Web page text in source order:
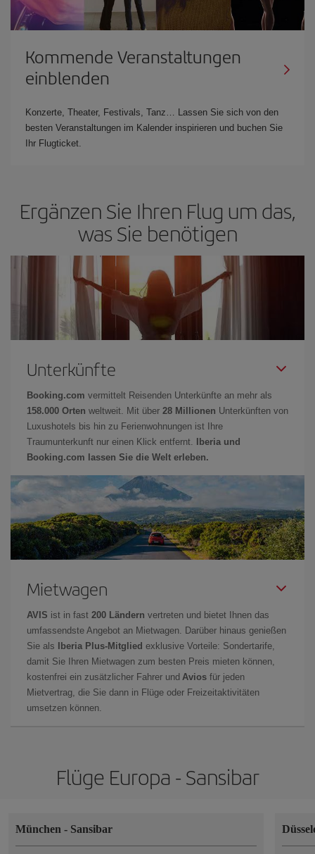
Kommende Veranstaltungen
einblenden
Konzerte, Theater, Festivals, Tanz… Lassen Sie sich von den
besten Veranstaltungen im Kalender inspirieren und buchen Sie
Ihr Flugticket.
Ergänzen Sie Ihren Flug um das,
was Sie benötigen
Unterkünfte
Booking.com vermittelt Reisenden Unterkünfte an mehr als
158.000 Orten weltweit. Mit über 28 Millionen Unterkünften von
Luxushotels bis hin zu Ferienwohnungen ist Ihre
Traumunterkunft nur einen Klick entfernt.
Iberia und
Booking.com lassen Sie die Welt erleben.
Mietwagen
AVIS ist in fast 200 Ländern vertreten und bietet Ihnen das
umfassendste Angebot an Mietwagen. Darüber hinaus genießen
Sie als
Iberia Plus-Mitglied exklusive Vorteile: Sondertarife,
damit Sie Ihren Mietwagen zum besten Preis mieten können,
kostenfrei ein zusätzlicher Fahrer und Avios für jeden
Mietvertrag, die Sie dann in Flüge oder Freizeitaktivitäten
umsetzen können.
Flüge Europa - Sansibar
München - Sansibar